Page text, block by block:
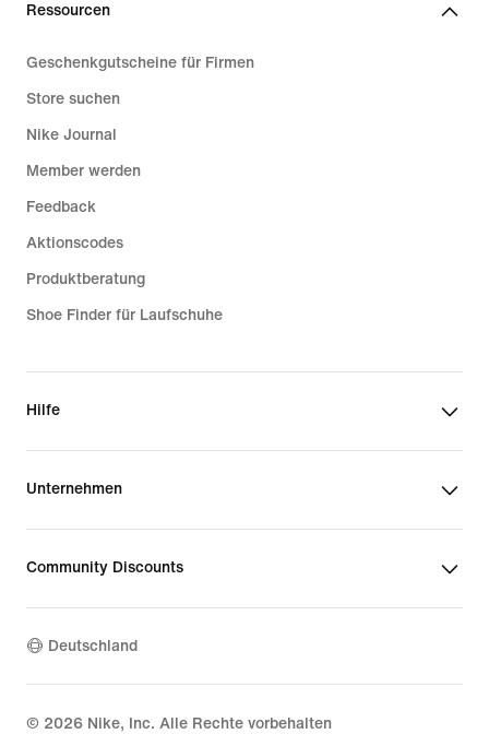
Ressourcen
Geschenkgutscheine für Firmen
Store suchen
Nike Journal
Member werden
Feedback
Aktionscodes
Produktberatung
Shoe Finder für Laufschuhe
Hilfe
Unternehmen
Community Discounts
Deutschland
© 2026 Nike, Inc. Alle Rechte vorbehalten